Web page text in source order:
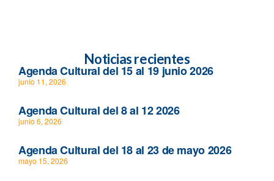
Noticias recientes
Agenda Cultural del 15 al 19 junio 2026
junio 11, 2026
Agenda Cultural del 8 al 12 2026
junio 6, 2026
Agenda Cultural del 18 al 23 de mayo 2026
mayo 15, 2026